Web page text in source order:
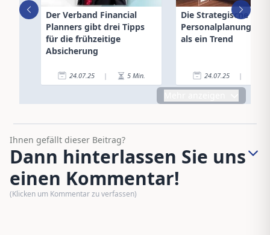
Der Verband Financial
Planners gibt drei Tipps
für die frühzeitige
Absicherung
24.07.25 | 5 Min.
Die Strategische
Personalplanung –
als ein Trend
24.07.25 |
Ihnen gefällt dieser Beitrag?
Dann hinterlassen Sie uns
einen Kommentar!
(Klicken um Kommentar zu verfassen)